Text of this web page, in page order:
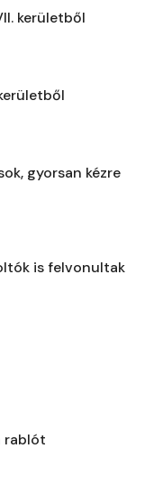
kerületből
gyorsan kézre
is felvonultak
rablót